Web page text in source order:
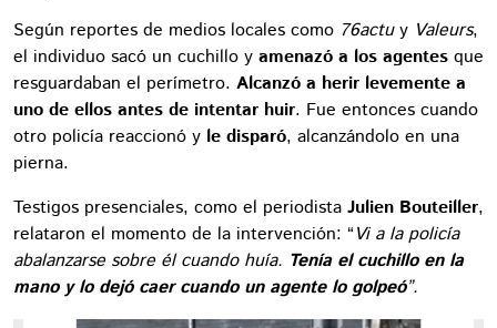
Según reportes de medios locales como 76actuy Valeurs,
el individuo sacó un cuchillo y amenazó a los agentes que
resguardaban el perímetro. Alcanzó a herir levemente a
uno de ellos antes de intentar huir. Fue entonces cuando
otro policía reaccionó y le disparó, alcanzándolo en una
pierna.
Testigos presenciales, como el periodista Julien Bouteiller,
relataron el momento de la intervención: “Vi a la policía
abalanzarse sobre él cuando huía. Tenía el cuchillo en la
mano y lo dejó caer cuando un agente lo golpeó”.